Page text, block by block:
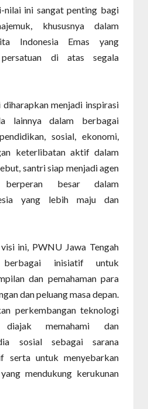
ini sangat penting bagi
khususnya dalam
Indonesia Emas yang
di atas segala
menjadi inspirasi
lainnya dalam berbagai
sosial, ekonomi,
keterlibatan aktif dalam
santri siap menjadi agen
besar dalam
yang lebih maju dan
ini, PWNU Jawa Tengah
berbagai inisiatif untuk
dan pemahaman para
dan peluang masa depan.
perkembangan teknologi
memahami dan
sosial sebagai sarana
serta untuk menyebarkan
mendukung kerukunan